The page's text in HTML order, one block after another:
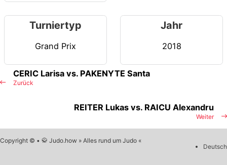
Turniertyp
Grand Prix
Jahr
2018
Zurück
CERIC Larisa vs. PAKENYTE Santa
Weiter
REITER Lukas vs. RAICU Alexandru
Copyright © • 🥋 Judo.how » Alles rund um Judo «
Deutsch